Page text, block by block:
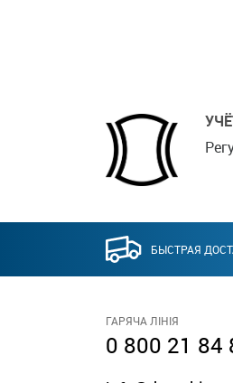
БЫСТРАЯ
ГАРЯЧА ЛІНІЯ
0 800 21 84